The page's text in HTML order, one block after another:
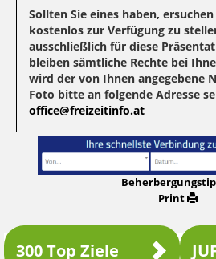
Sollten Sie eines haben,
kostenlos zur Verfügung zu
ausschließlich für diese
bleiben sämtliche Rechte bei
wird der von Ihnen angegebene
Foto bitte an folgende Adresse
office@freizeitinfo.at
Print
300 Top Ziele